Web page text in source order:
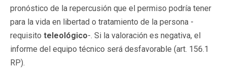
pronóstico de la repercusión que el permiso podría tener
para la vida en libertad o tratamiento de la persona -
requisito teleológico-. Si la valoración es negativa, el
informe del equipo técnico será desfavorable (art. 156.1
RP).